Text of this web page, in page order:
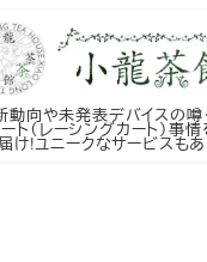
向や未発表デバイスの噂
ト（レーシングカート）事
け!ユニークなサービスも